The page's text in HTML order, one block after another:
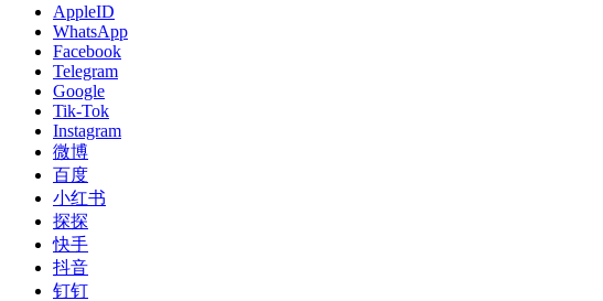
AppleID
WhatsApp
Facebook
Telegram
Google
Tik-Tok
Instagram
微博
百度
小红书
探探
快手
抖音
钉钉